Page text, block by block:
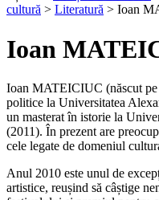
cultură > Literatură > Ioan
Ioan
Ioan MATEICIUC (născut
politice la Universitatea
un masterat în istorie la
(2011). În prezent are
cele legate de domeniul
Anul 2010 este unul de
artistice, reușind să câștige